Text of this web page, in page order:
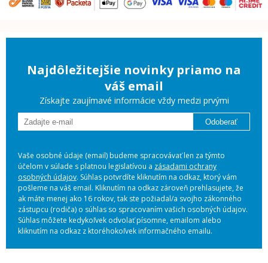
Najdôležitejšie novinky priamo na
váš email
Získajte zaujímavé informácie vždy medzi prvými
Odoberať
Vaše osobné údaje (email) budeme spracovávať len za týmto
účelom v súlade s platnou legislatívou a zásadami ochrany
osobných údajov. Súhlas potvrdíte kliknutím na odkaz, ktorý vám
pošleme na váš email. Kliknutím na odkaz zároveň prehlasujete, že
ak máte menej ako 16 rokov, tak ste požiadal/a svojho zákonného
zástupcu (rodiča) o súhlas so spracovaním vašich osobných údajov.
Súhlas môžete kedykoľvek odvolať písomne, emailom alebo
kliknutím na odkaz z ktoréhokoľvek informačného emailu.